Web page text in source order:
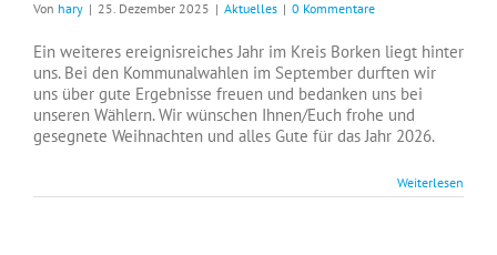
Von hary | 25. Dezember 2025 | Aktuelles | 0 Kommentare
Ein weiteres ereignisreiches Jahr im Kreis Borken liegt hinter
uns. Bei den Kommunalwahlen im September durften wir
uns über gute Ergebnisse freuen und bedanken uns bei
unseren Wählern. Wir wünschen Ihnen/Euch frohe und
gesegnete Weihnachten und alles Gute für das Jahr 2026.
Weiterlesen